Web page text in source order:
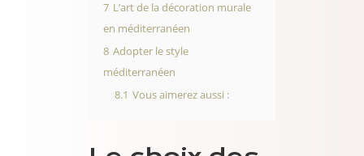
7 L’art de la décoration murale
en méditerranéen
8 Adopter le style
méditerranéen
8.1 Vous aimerez aussi :